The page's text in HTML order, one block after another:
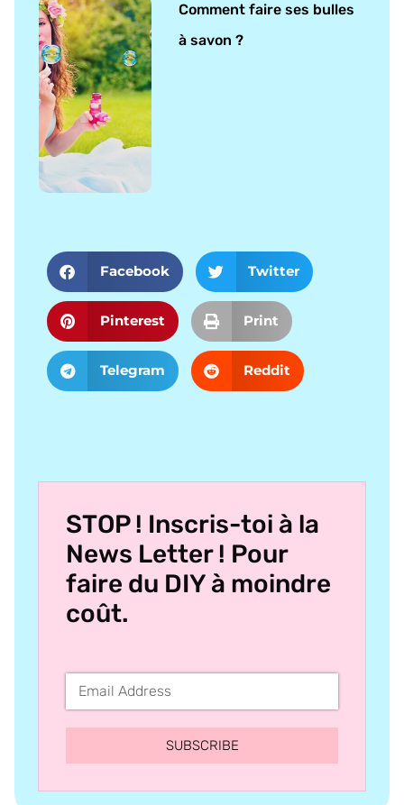
Comment faire ses bulles
à savon ?
Facebook Twitter
Pinterest Print
Telegram Reddit
STOP ! Inscris-toi à la
News Letter ! Pour
faire du DIY à moindre
coût.
SUBSCRIBE